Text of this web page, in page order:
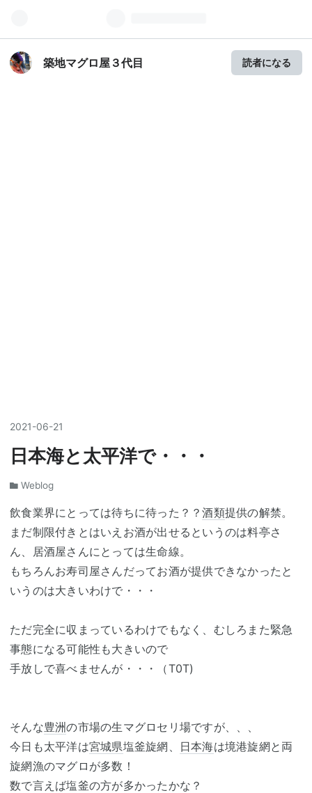
築地マグロ屋３代目 読者になる
2021-06-21
日本海と太平洋で・・・
Weblog
飲食業界にとっては待ちに待った？？酒類提供の解禁。
まだ制限付きとはいえお酒が出せるというのは料亭さ
ん、居酒屋さんにとっては生命線。
もちろんお寿司屋さんだってお酒が提供できなかったと
いうのは大きいわけで・・・
ただ完全に収まっているわけでもなく、むしろまた緊急
事態になる可能性も大きいので
手放しで喜べませんが・・・（T0T)
そんな豊洲の市場の生マグロセリ場ですが、、、
今日も太平洋は宮城県塩釜旋網、 日本海は境港旋網と両
旋網漁のマグロが多数！
数で言えば塩釜の方が多かったかな？